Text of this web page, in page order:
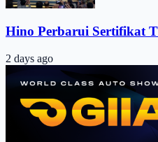
Hino Perbarui Sertifikat
2 days ago